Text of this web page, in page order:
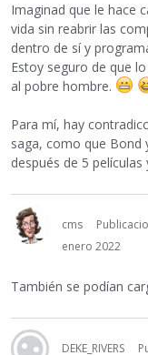
Imaginad que le hace
vida sin reabrir las
dentro de sí y
Estoy seguro de que
al pobre hombre.
Para mí, hay
saga, como que Bond
después de 5
cms
enero 2022
También se podían
DEKE_RIVERS